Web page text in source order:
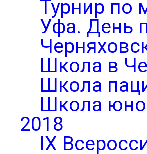
Турнир по
Уфа. День
Школа в
Школа
Школа
2018
IX